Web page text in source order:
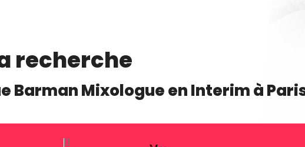
recherche
Barman MixologueenInterimà